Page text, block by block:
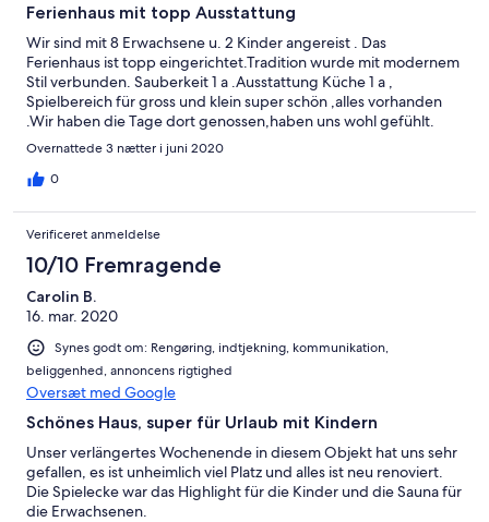
Ferienhaus mit topp Ausstattung
Wir sind mit 8 Erwachsene u. 2 Kinder angereist . Das
Ferienhaus ist topp eingerichtet.Tradition wurde mit modernem
Stil verbunden. Sauberkeit 1 a .Ausstattung Küche 1 a ,
Spielbereich für gross und klein super schön ,alles vorhanden
.Wir haben die Tage dort genossen,haben uns wohl gefühlt.
Auch der Kontakt zum Vermieter war sehr gut ,da wir ja viele
Fragen wegen der Coronabeschränkungen hatten. Wir können
das Objekt nur weiter empfehlen .Werden auch wieder dort
Overnattede 3 nætter i juni 2020
0
Verificeret anmeldelse
10/10 Fremragende
Carolin B.
16. mar. 2020
Synes godt om: Rengøring, indtjekning, kommunikation,
beliggenhed, annoncens rigtighed
Oversæt med Google
Schönes Haus, super für Urlaub mit Kindern
Unser verlängertes Wochenende in diesem Objekt hat uns sehr
gefallen, es ist unheimlich viel Platz und alles ist neu renoviert.
Die Spielecke war das Highlight für die Kinder und die Sauna für
die Erwachsenen.